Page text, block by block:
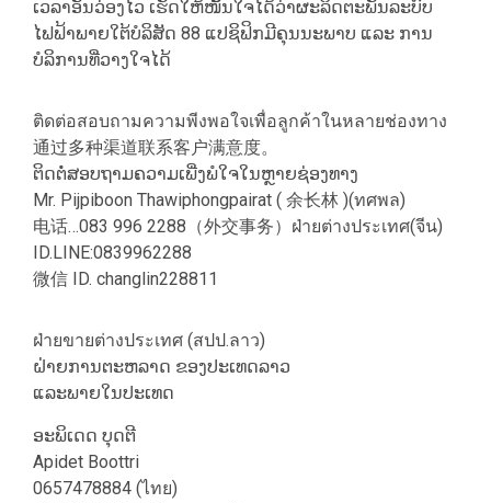
ເວລາອັນວ່ອງໄວ ເຮັດໃຫ້ໜັ້ນໃຈໄດ້ວ່າຜະລິດຕະພັນລະບົບ
ໄຟຟ້າພາຍໃຕ້ບໍລິສັດ 88 ແປຊິຟິກມີຄຸນນະພາບ ແລະ ການ
ບໍລິການທີ່ວາງໃຈໄດ້
ติดต่อสอบถามความพีงพอใจเพื่อลูกค้าในหลายช่องทาง
通过多种渠道联系客户满意度。
ຕິດຕໍ່ສອບຖາມຄວາມເພີ່ງພໍໃຈໃນຫຼາຍຊ່ອງທາງ
Mr. Pijpiboon Thawiphongpairat ( 余长林 )(ทศพล)
电话…083 996 2288（外交事务）ฝ่ายต่างประเทศ(จีน)
ID.LINE:0839962288
微信 ID. changlin228811
ฝ่ายขายต่างประเทศ (สปป.ลาว)
ຝ່າຍການຕະຫລາດ ຂອງປະເທດລາວ
ແລະພາຍໃນປະເທດ
ອະພິເດດ ບຸດຕີ
Apidet Boottri
0657478884 (ไทย)